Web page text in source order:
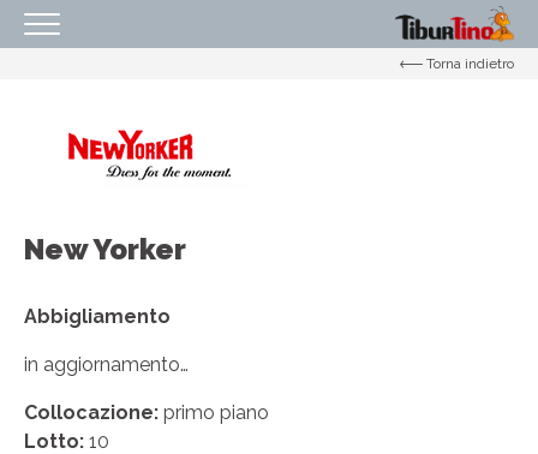
ORARI
PROMOZIONI
NEGOZI
IL TUO BUSINESS AL CENTRO
Torna indietro
New Yorker
Abbigliamento
in aggiornamento…
Collocazione: primo piano
Lotto: 10